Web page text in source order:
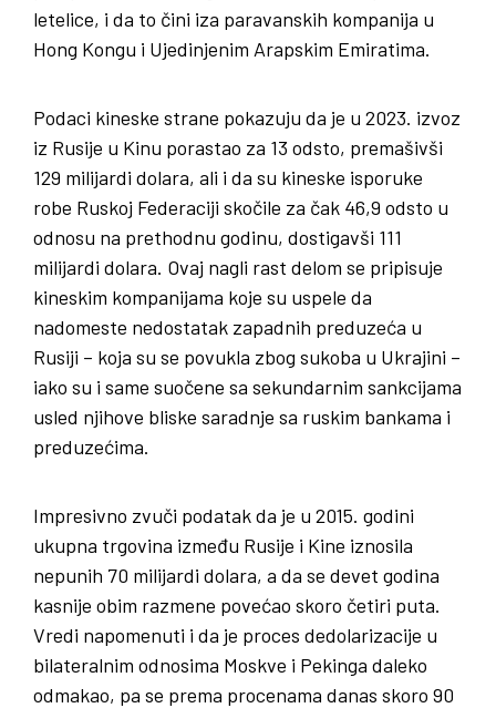
letelice, i da to čini iza paravanskih kompanija u
Hong Kongu i Ujedinjenim Arapskim Emiratima.
Podaci kineske strane pokazuju da je u 2023. izvoz
iz Rusije u Kinu porastao za 13 odsto, premašivši
129 milijardi dolara, ali i da su kineske isporuke
robe Ruskoj Federaciji skočile za čak 46,9 odsto u
odnosu na prethodnu godinu, dostigavši 111
milijardi dolara. Ovaj nagli rast delom se pripisuje
kineskim kompanijama koje su uspele da
nadomeste nedostatak zapadnih preduzeća u
Rusiji – koja su se povukla zbog sukoba u Ukrajini –
iako su i same suočene sa sekundarnim sankcijama
usled njihove bliske saradnje sa ruskim bankama i
preduzećima.
Impresivno zvuči podatak da je u 2015. godini
ukupna trgovina između Rusije i Kine iznosila
nepunih 70 milijardi dolara, a da se devet godina
kasnije obim razmene povećao skoro četiri puta.
Vredi napomenuti i da je proces dedolarizacije u
bilateralnim odnosima Moskve i Pekinga daleko
odmakao, pa se prema procenama danas skoro 90